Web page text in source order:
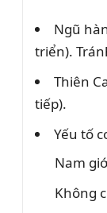
Ngũ
triển).
Thiên
tiếp).
Yếu tố
Nam
Không